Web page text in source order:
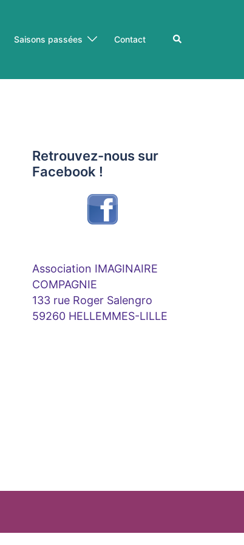
Saisons passées Contact Rechercher
Retrouvez-nous sur
Facebook !
Association IMAGINAIRE
COMPAGNIE
133 rue Roger Salengro
59260 HELLEMMES-LILLE